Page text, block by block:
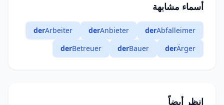
أسماء مشابهة
derAbfalleimer
derAnbieter
derArbeiter
derÄrger
derBauer
derBetreuer
انظر أيضاً